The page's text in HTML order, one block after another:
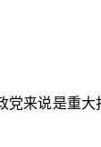
党来说是重